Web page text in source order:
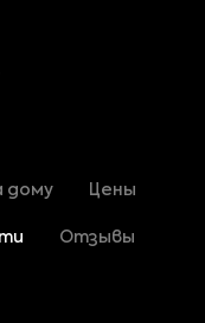
дому Цены
Отзывы